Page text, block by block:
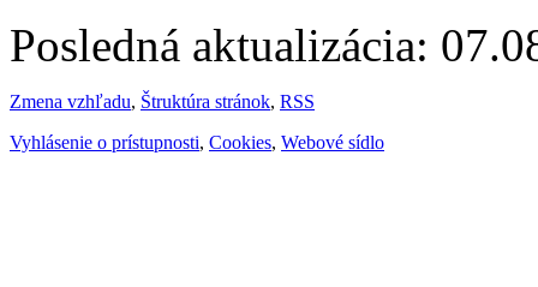
Posledná aktualizácia:
Zmena vzhľadu, Štruktúra stránok, RSS
Vyhlásenie o prístupnosti, Cookies, Webové sídlo